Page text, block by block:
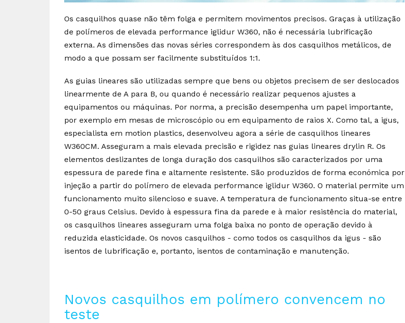
Os casquilhos quase não têm folga e permitem movimentos precisos. Graças à utilização
de polímeros de elevada performance iglidur W360, não é necessária lubrificação
externa. As dimensões das novas séries correspondem às dos casquilhos metálicos, de
modo a que possam ser facilmente substituídos 1:1.
As guias lineares são utilizadas sempre que bens ou objetos precisem de ser deslocados
linearmente de A para B, ou quando é necessário realizar pequenos ajustes a
equipamentos ou máquinas. Por norma, a precisão desempenha um papel importante,
por exemplo em mesas de microscópio ou em equipamento de raios X. Como tal, a igus,
especialista em motion plastics, desenvolveu agora a série de casquilhos lineares
W360CM. Asseguram a mais elevada precisão e rigidez nas guias lineares drylin R. Os
elementos deslizantes de longa duração dos casquilhos são caracterizados por uma
espessura de parede fina e altamente resistente. São produzidos de forma económica por
injeção a partir do polímero de elevada performance iglidur W360. O material permite um
funcionamento muito silencioso e suave. A temperatura de funcionamento situa-se entre
0-50 graus Celsius. Devido à espessura fina da parede e à maior resistência do material,
os casquilhos lineares asseguram uma folga baixa no ponto de operação devido à
reduzida elasticidade. Os novos casquilhos - como todos os casquilhos da igus - são
isentos de lubrificação e, portanto, isentos de contaminação e manutenção.
Novos casquilhos em polímero convencem no
teste